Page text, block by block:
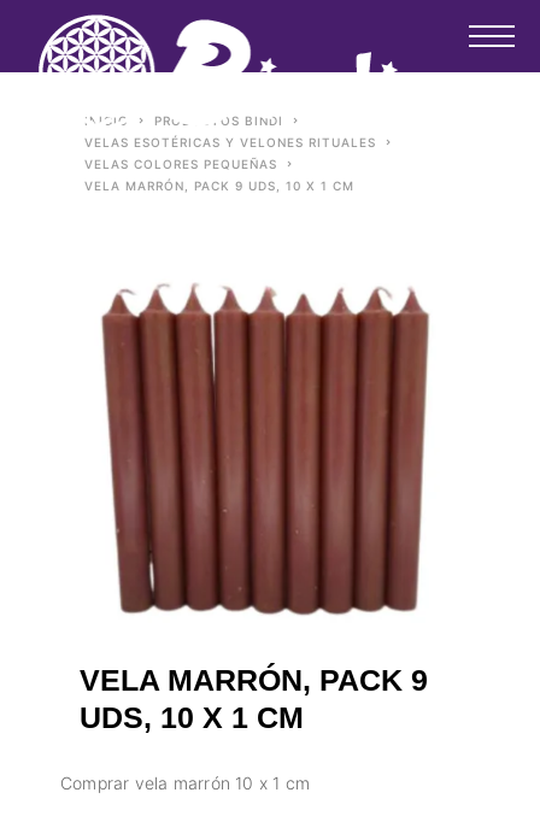
INICIO
PRODUCTOS BINDI
VELAS ESOTÉRICAS Y VELONES RITUALES
VELAS COLORES PEQUEÑAS
VELA MARRÓN, PACK 9 UDS, 10 X 1 CM
VELA MARRÓN, PACK 9
UDS, 10 X 1 CM
Comprar vela marrón 10 x 1 cm